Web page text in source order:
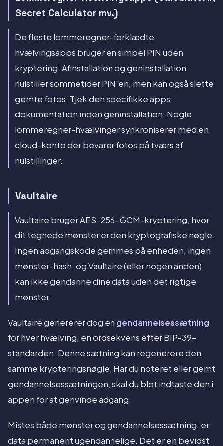
Secret Calculator mv.)
De fleste lommeregner-forklædte
hvælvingsapps bruger en simpel PIN uden
kryptering. Afinstallation og geninstallation
nulstiller sommetider PIN'en, men kan også slette
gemte fotos. Tjek den specifikke apps
dokumentation inden geninstallation. Nogle
lommeregner-hvælvinger synkroniserer med en
cloud-konto der bevarer fotos på tværs af
nulstillinger.
Vaultaire
Vaultaire bruger AES-256-GCM-kryptering, hvor
dit tegnede mønster er den kryptografiske nøgle.
Ingen adgangskode gemmes på enheden, ingen
mønster-hash, og Vaultaire (eller nogen anden)
kan ikke gendanne dine data uden det rigtige
mønster.
Vaultaire genererer dog en gendannelsessætning
for hver hvælving, en ordsekvens efter BIP-39-
standarden. Denne sætning kan regenerere den
samme krypteringsnøgle. Har du noteret eller gemt
gendannelsessætningen, skal du blot indtaste den i
appen for at genvinde adgang.
Mistes både mønster og gendannelsessætning, er
data permanent ugendannelige. Det er en bevidst